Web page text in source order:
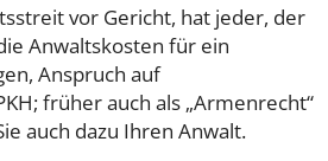
vor Gericht, hat jeder, der
Anwaltskosten für ein
Anspruch auf
früher auch als „Armenrecht“
auch dazu Ihren Anwalt.